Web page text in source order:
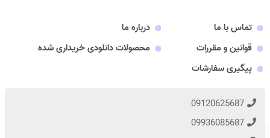
تماس با ما
درباره ما
قوانین و مقررات
محصولات دانلودی خریداری شده
پیگیری سفارشات
09120625687
09936085687